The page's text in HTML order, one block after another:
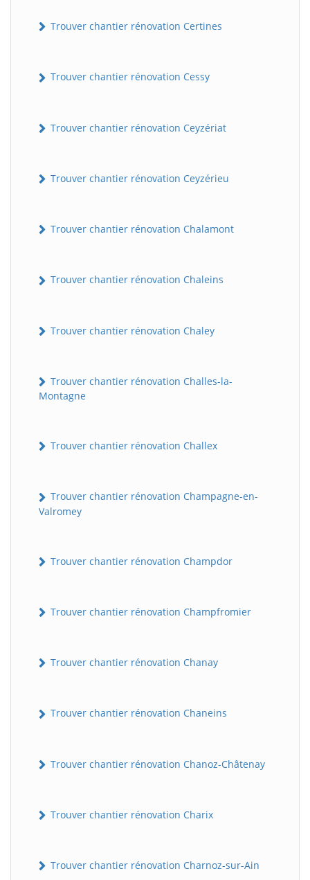
Trouver chantier rénovation Certines
Trouver chantier rénovation Cessy
Trouver chantier rénovation Ceyzériat
Trouver chantier rénovation Ceyzérieu
Trouver chantier rénovation Chalamont
Trouver chantier rénovation Chaleins
Trouver chantier rénovation Chaley
Trouver chantier rénovation Challes-la-
Montagne
Trouver chantier rénovation Challex
Trouver chantier rénovation Champagne-en-
Valromey
Trouver chantier rénovation Champdor
Trouver chantier rénovation Champfromier
Trouver chantier rénovation Chanay
Trouver chantier rénovation Chaneins
Trouver chantier rénovation Chanoz-Châtenay
Trouver chantier rénovation Charix
Trouver chantier rénovation Charnoz-sur-Ain